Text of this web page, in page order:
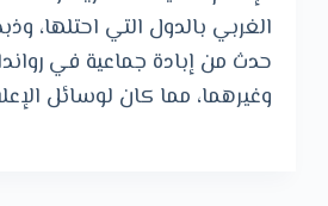
الغربي بالدول التي احتلها،
حدث من إبادة جماعية في
وغيرهما، مما كان لوسائل